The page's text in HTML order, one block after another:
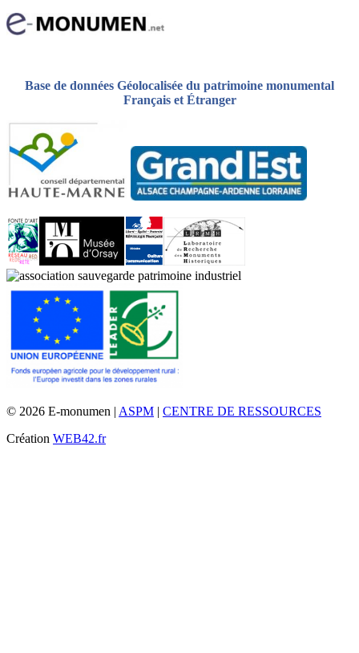
Base de données Géolocalisée du patrimoine monumental
Français et Étranger
© 2026 E-monumen | ASPM | CENTRE DE RESSOURCES
Création WEB42.fr